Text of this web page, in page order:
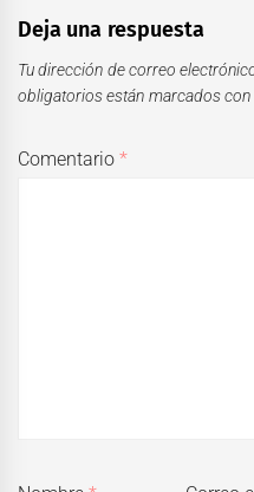
Deja una respuesta
Tu dirección de correo
obligatorios están marcados con
Comentario*